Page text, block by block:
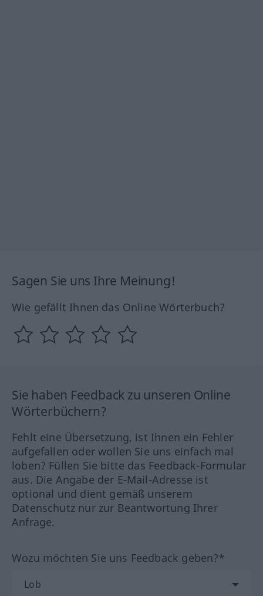
Sagen Sie uns Ihre Meinung!
Wie gefällt Ihnen das Online Wörterbuch?
Sie haben Feedback zu unseren Online
Wörterbüchern?
Fehlt eine Übersetzung, ist Ihnen ein Fehler
aufgefallen oder wollen Sie uns einfach mal
loben? Füllen Sie bitte das Feedback-Formular
aus. Die Angabe der E-Mail-Adresse ist
optional und dient gemäß unserem
Datenschutz nur zur Beantwortung Ihrer
Anfrage.
Wozu möchten Sie uns Feedback geben?*